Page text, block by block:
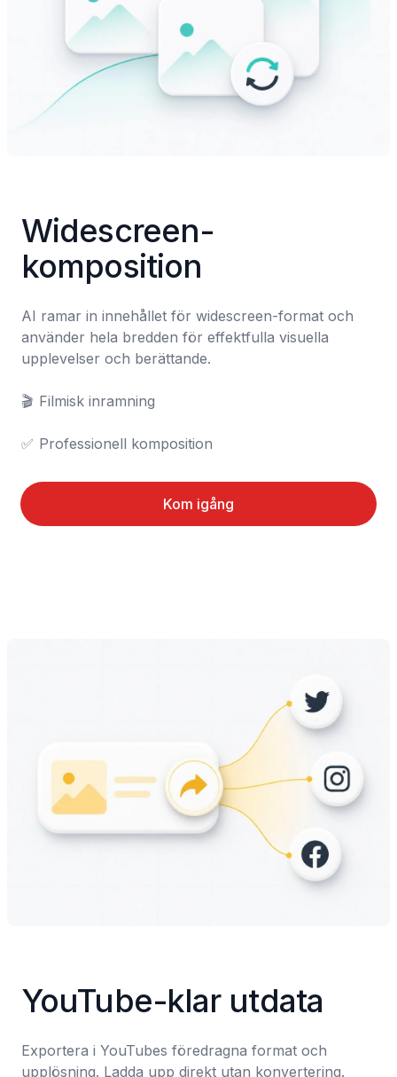
Widescreen-
komposition
AI ramar in innehållet för widescreen-format och
använder hela bredden för effektfulla visuella
upplevelser och berättande.
🎬	Filmisk inramning
✅	Professionell komposition
Kom igång
YouTube-klar utdata
Exportera i YouTubes föredragna format och
upplösning. Ladda upp direkt utan konvertering.